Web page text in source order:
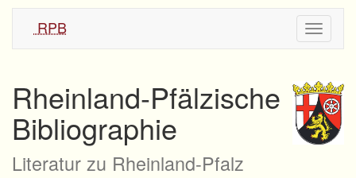
ein/
RPB
Rheinland-Pfälzische
Bibliographie
Literatur zu Rheinland-Pfalz